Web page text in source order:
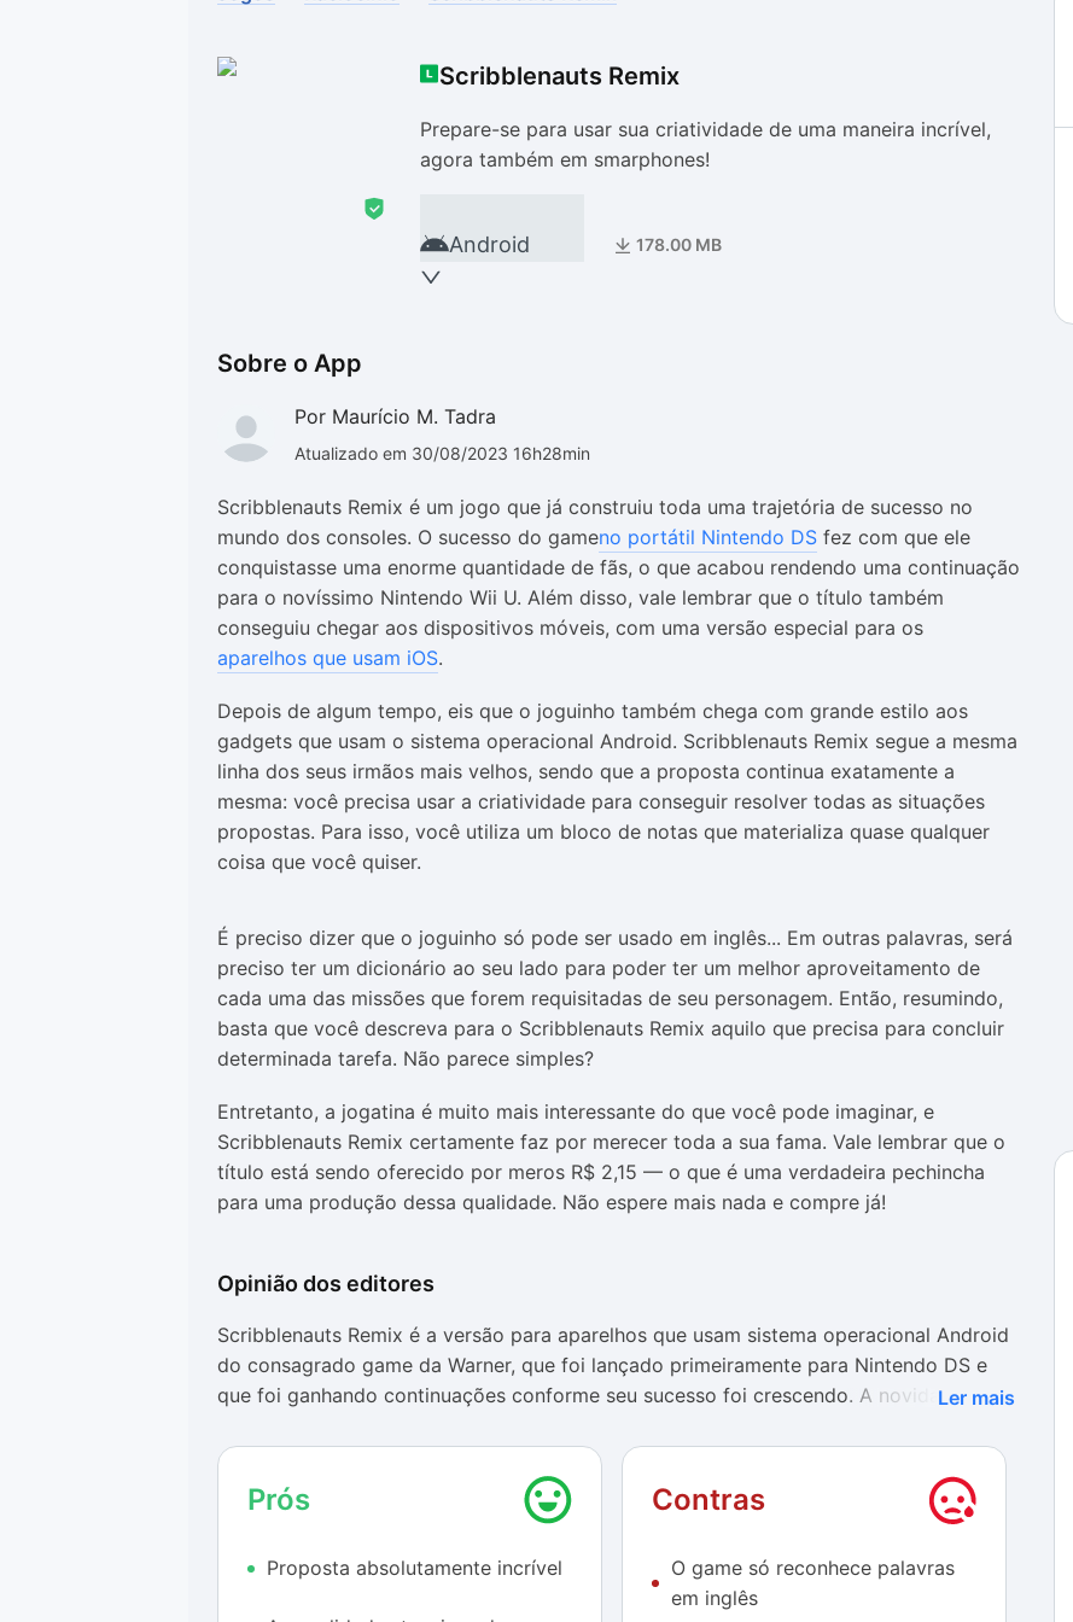
Scribblenauts Remix
Prepare-se para usar sua criatividade de uma maneira incrível,
agora também em smarphones!
Android 178.00 MB
Sobre o App
Por Maurício M. Tadra
Atualizado em 30/08/2023 16h28min
Scribblenauts Remix é um jogo que já construiu toda uma trajetória de sucesso no
mundo dos consoles. O sucesso do gameno portátil Nintendo DS fez com que ele
conquistasse uma enorme quantidade de fãs, o que acabou rendendo uma continuação
para o novíssimo Nintendo Wii U. Além disso, vale lembrar que o título também
conseguiu chegar aos dispositivos móveis, com uma versão especial para os
aparelhos que usam iOS.
Depois de algum tempo, eis que o joguinho também chega com grande estilo aos
gadgets que usam o sistema operacional Android. Scribblenauts Remix segue a mesma
linha dos seus irmãos mais velhos, sendo que a proposta continua exatamente a
mesma: você precisa usar a criatividade para conseguir resolver todas as situações
propostas. Para isso, você utiliza um bloco de notas que materializa quase qualquer
coisa que você quiser.
É preciso dizer que o joguinho só pode ser usado em inglês... Em outras palavras, será
preciso ter um dicionário ao seu lado para poder ter um melhor aproveitamento de
cada uma das missões que forem requisitadas de seu personagem. Então, resumindo,
basta que você descreva para o Scribblenauts Remix aquilo que precisa para concluir
determinada tarefa. Não parece simples?
Entretanto, a jogatina é muito mais interessante do que você pode imaginar, e
Scribblenauts Remix certamente faz por merecer toda a sua fama. Vale lembrar que o
título está sendo oferecido por meros R$ 2,15 — o que é uma verdadeira pechincha
para uma produção dessa qualidade. Não espere mais nada e compre já!
Opinião dos editores
Scribblenauts Remix é a versão para aparelhos que usam sistema operacional Android
do consagrado game da Warner, que foi lançado primeiramente para Nintendo DS e
que foi ganhando continuações conforme seu sucesso foi crescendo. A novidade
precisam para resolver cada uma das tarefas. Em outras palavras, existem mil maneiras
de fazer o que você precisa.
quanto aqueles que só usam os aplicativos esporadicamente. A proposta divertida e
inovadora é capaz de superar as expectativas até dos mais incrédulos. Em termos mais
Ler mais
Prós
Proposta absolutamente incrível
Contras
O game só reconhece palavras
em inglês